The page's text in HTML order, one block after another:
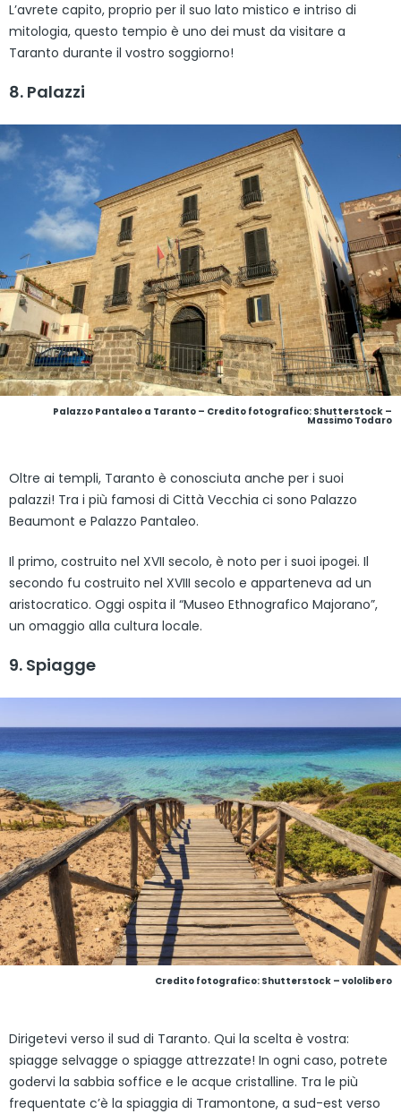
L’avrete capito, proprio per il suo lato mistico e intriso di
mitologia, questo tempio è uno dei must da visitare a
Taranto durante il vostro soggiorno!
8. Palazzi
Palazzo Pantaleo a Taranto – Credito fotografico: Shutterstock –
Massimo Todaro
Oltre ai templi, Taranto è conosciuta anche per i suoi
palazzi! Tra i più famosi di Città Vecchia ci sono Palazzo
Beaumont e Palazzo Pantaleo.
Il primo, costruito nel XVII secolo, è noto per i suoi ipogei. Il
secondo fu costruito nel XVIII secolo e apparteneva ad un
aristocratico. Oggi ospita il “Museo Ethnografico Majorano”,
un omaggio alla cultura locale.
9. Spiagge
Credito fotografico: Shutterstock – vololibero
Dirigetevi verso il sud di Taranto. Qui la scelta è vostra:
spiagge selvagge o spiagge attrezzate! In ogni caso, potrete
godervi la sabbia soffice e le acque cristalline. Tra le più
frequentate c’è la spiaggia di Tramontone, a sud-est verso